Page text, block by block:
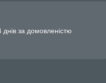
за домовленістю